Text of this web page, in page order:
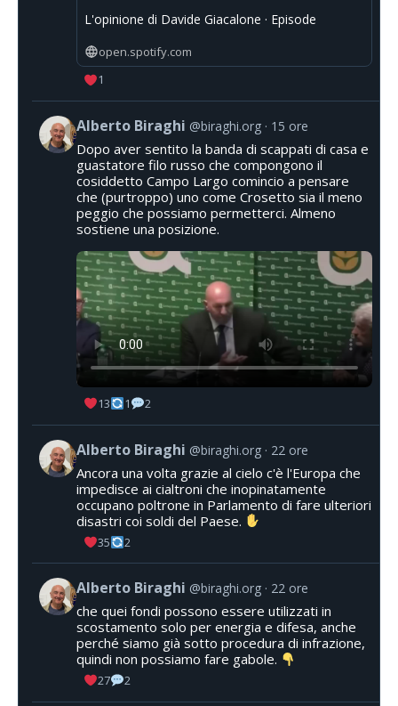
L'opinione di Davide Giacalone · Episode
open.spotify.com
1
Alberto Biraghi @biraghi.org 15 ore
Dopo aver sentito la banda di scappati di casa e
guastatore filo russo che compongono il
cosiddetto Campo Largo comincio a pensare
che (purtroppo) uno come Crosetto sia il meno
peggio che possiamo permetterci. Almeno
sostiene una posizione.
13 1 2
Alberto Biraghi @biraghi.org 22 ore
Ancora una volta grazie al cielo c'è l'Europa che
impedisce ai cialtroni che inopinatamente
occupano poltrone in Parlamento di fare ulteriori
disastri coi soldi del Paese.
35 2
Alberto Biraghi @biraghi.org 22 ore
che quei fondi possono essere utilizzati in
scostamento solo per energia e difesa, anche
perché siamo già sotto procedura di infrazione,
quindi non possiamo fare gabole.
27 2